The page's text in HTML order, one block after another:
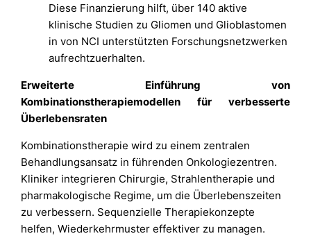
Diese Finanzierung hilft, über 140 aktive
klinische Studien zu Gliomen und Glioblastomen
in von NCI unterstützten Forschungsnetzwerken
aufrechtzuerhalten.
Erweiterte Einführung von
Kombinationstherapiemodellen für verbesserte
Überlebensraten
Kombinationstherapie wird zu einem zentralen
Behandlungsansatz in führenden Onkologiezentren.
Kliniker integrieren Chirurgie, Strahlentherapie und
pharmakologische Regime, um die Überlebenszeiten
zu verbessern. Sequenzielle Therapiekonzepte
helfen, Wiederkehrmuster effektiver zu managen.